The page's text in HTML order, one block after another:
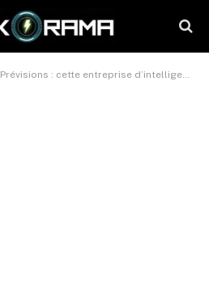
Prévisions : cette entreprise d’intelligence artificielle sera le principal gagnant des véhicules autonomes (indice : ce n’est pas Tesla